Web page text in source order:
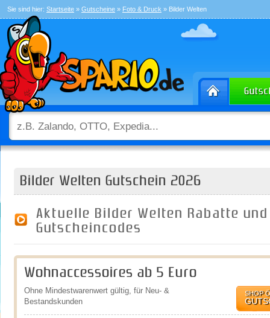
Sie sind hier: Startseite » Gutscheine » Foto & Druck » Bilder Welten
Bilder Welten Gutschein 2026
Aktuelle Bilder Welten Rabatte und
Gutscheincodes
Wohnaccessoires ab 5 Euro
Ohne Mindestwarenwert gültig, für Neu- &
Bestandskunden
SHOP